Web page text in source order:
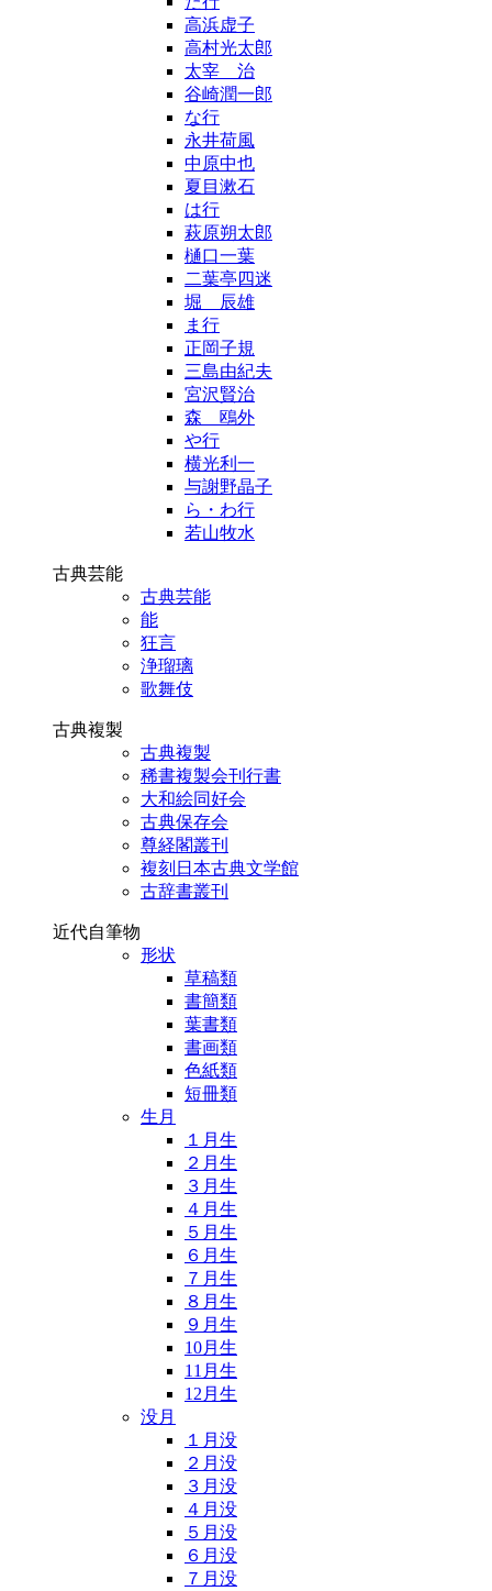
高浜虚子
高村光太郎
太宰 治
谷崎潤一郎
な行
永井荷風
中原中也
夏目漱石
は行
萩原朔太郎
樋口一葉
二葉亭四迷
堀 辰雄
ま行
正岡子規
三島由紀夫
宮沢賢治
森 鴎外
や行
横光利一
与謝野晶子
ら・わ行
若山牧水
古典芸能
古典芸能
能
狂言
浄瑠璃
歌舞伎
古典複製
古典複製
稀書複製会刊行書
大和絵同好会
古典保存会
尊経閣叢刊
複刻日本古典文学館
古辞書叢刊
近代自筆物
形状
草稿類
書簡類
葉書類
書画類
色紙類
短冊類
生月
１月生
２月生
３月生
４月生
５月生
６月生
７月生
８月生
９月生
10月生
11月生
12月生
没月
１月没
２月没
３月没
４月没
５月没
６月没
７月没